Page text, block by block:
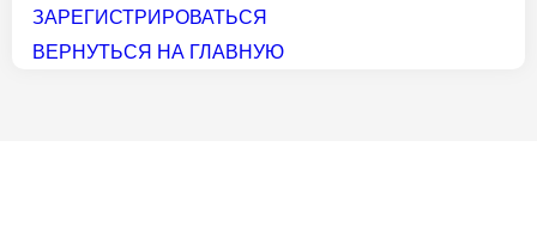
ЗАРЕГИСТРИРОВАТЬСЯ
ВЕРНУТЬСЯ НА ГЛАВНУЮ